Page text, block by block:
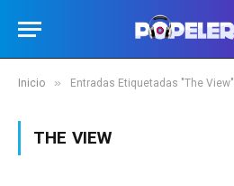
Inicio » Entradas Etiquetadas "The View"
THE VIEW